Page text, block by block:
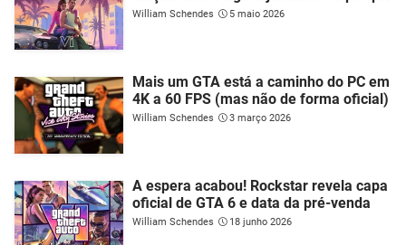
William Schendes 5 maio 2026
Mais um GTA está a caminho do PC em
4K a 60 FPS (mas não de forma oficial)
William Schendes 3 março 2026
A espera acabou! Rockstar revela capa
oficial de GTA 6 e data da pré-venda
William Schendes 18 junho 2026